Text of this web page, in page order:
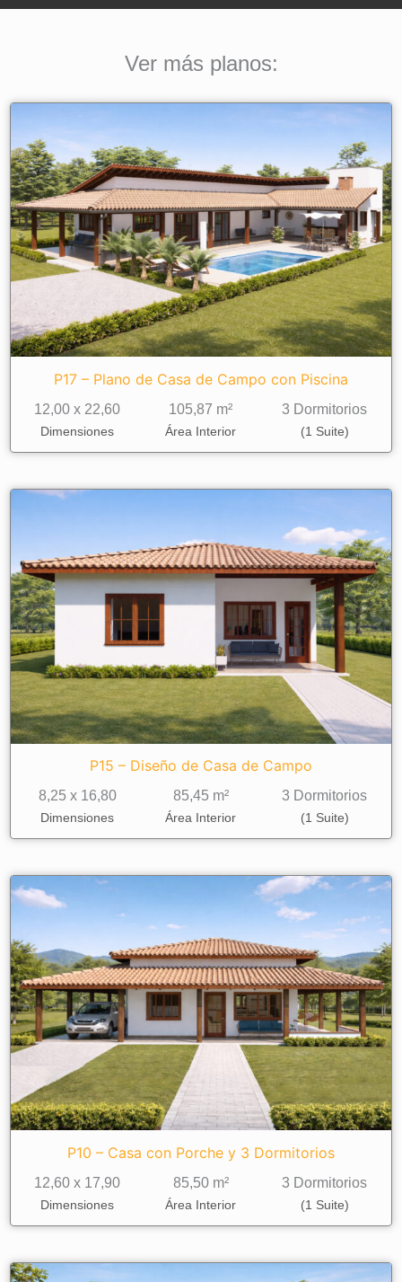
con
DormitoriosVer más planos:
P17 – Plano de Casa de Campo con Piscina
12,00 x 22,60
Dimensiones
105,87 m²
Área Interior
3 Dormitorios
(1 Suite)
P15 – Diseño de Casa de Campo
8,25 x 16,80
Dimensiones
85,45 m²
Área Interior
3 Dormitorios
(1 Suite)
P10 – Casa con Porche y 3 Dormitorios
12,60 x 17,90
Dimensiones
85,50 m²
Área Interior
3 Dormitorios
(1 Suite)